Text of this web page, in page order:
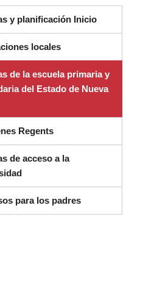
y planificación Inicio
locales
de la escuela primaria y
del Estado de Nueva
Regents
de acceso a la
para los padres